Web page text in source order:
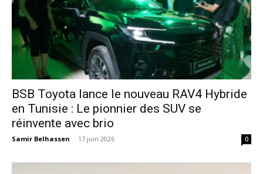
​BSB Toyota lance le nouveau RAV4 Hybride
en Tunisie : Le pionnier des SUV se
réinvente avec brio
Samir Belhassen - 17 juin 2026 0